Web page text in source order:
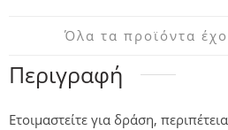
Όλα τα προϊόντα
Περιγραφή
Ετοιμαστείτε για δράση,